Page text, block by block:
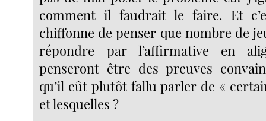
comment il faudrait le faire. Et
chiffonne de penser que nombre de
répondre par l’affirmative en
penseront être des preuves
qu’il eût plutôt fallu parler de «
et lesquelles ?